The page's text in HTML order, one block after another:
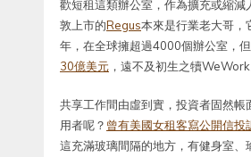
歡短租這類辦公室，作為擴充或縮減
敦上市的Regus本來是行業老大哥，
年，在全球擁超過4000個辦公室，但
30億美元 ，遠不及初生之犢WeWork
共享工作間由虛到實，投資者固然帳
用者呢？ 曾有美國女租客寫公開信
這充滿玻璃間隔的地方，有健身室、